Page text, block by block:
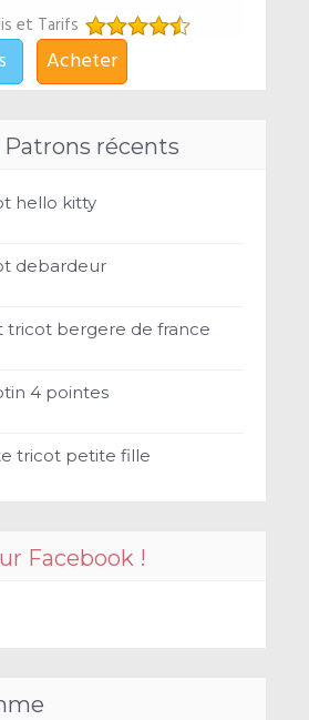
et Tarifs
Acheter
récents
hello kitty
debardeur
tricot bergere de france
4 pointes
tricot petite fille
Facebook !